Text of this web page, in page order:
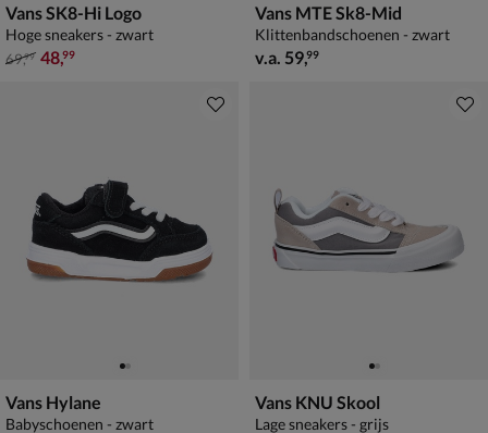
Vans SK8-Hi Logo
Hoge sneakers - zwart
van € 69,99 voor € 48,99
69,99 48,99
Vans MTE Sk8-Mid
Klittenbandschoenen - zwart
vanaf € 59,99
v.a. 59,99
Vans Hylane
Babyschoenen - zwart
Vans KNU Skool
Lage sneakers - grijs